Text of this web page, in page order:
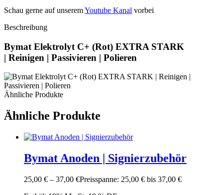
Schau gerne auf unseremYoutube Kanal vorbei
Beschreibung
Bymat Elektrolyt C+ (Rot) EXTRA STARK
| Reinigen | Passivieren | Polieren
Ähnliche Produkte
Ähnliche Produkte
Bymat Anoden | Signierzubehör
25,00 € – 37,00 €Preisspanne: 25,00 € bis 37,00 €